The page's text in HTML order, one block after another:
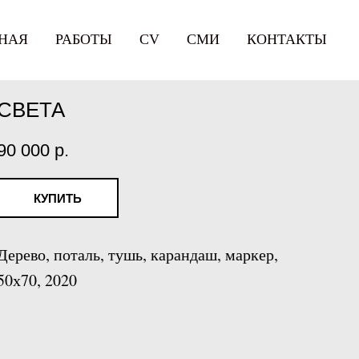
РАБОТЫ СV СМИ КОНТАКТЫ
000 р.
КУПИТЬ
поталь, тушь, карандаш, маркер,
2020